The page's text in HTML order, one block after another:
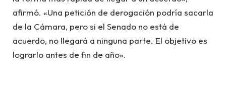
afirmó. «Una petición de derogación podría sacarla
de la Cámara, pero si el Senado no está de
acuerdo, no llegará a ninguna parte. El objetivo es
lograrlo antes de fin de año».